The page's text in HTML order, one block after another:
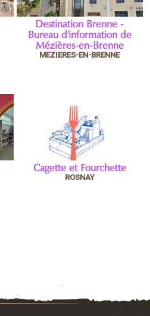
Destination Brenne -
Bureau d'information de
Mézières-en-Brenne
MEZIERES-EN-BRENNE
Cagette et Fourchette
ROSNAY